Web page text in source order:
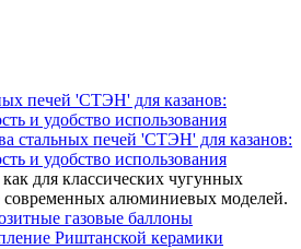
стальных печей 'СТЭН' для казанов:
и удобство использования
как для классических чугунных
современных алюминиевых моделей.
газовые баллоны
Риштанской керамики